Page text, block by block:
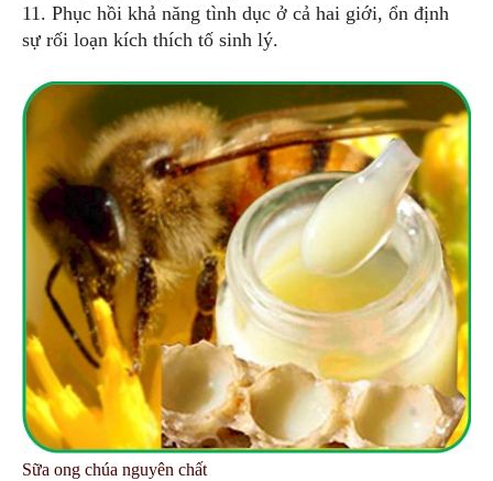
11. Phục hồi khả năng tình dục ở cả hai giới, ổn định
sự rối loạn kích thích tố sinh lý.
Sữa ong chúa nguyên chất